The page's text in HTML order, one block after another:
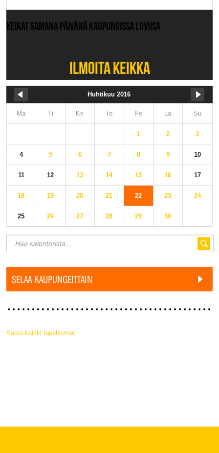
KEIKAT SAMANA PÄIVÄNÄ KAUPUNGISSA LOVIISA
ILMOITA KEIKKA
Huhtikuu 2016
Ma Ti Ke To Pe La Su
1 2 3
4 5 6 7 8 9 10
11 12 13 14 15 16 17
18 19 20 21 22 23 24
25 26 27 28 29 30
SELAA KAUPUNGEITTAIN
Katso kaikki tapahtumat